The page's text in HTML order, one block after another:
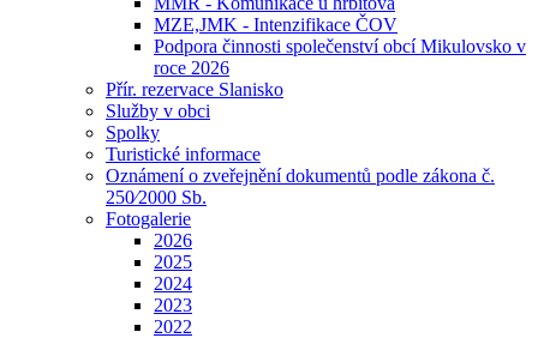
MZE,JMK - Intenzifikace ČOV
Podpora činnosti společenství obcí Mikulovsko v
roce 2026
Přír. rezervace Slanisko
Služby v obci
Spolky
Turistické informace
Oznámení o zveřejnění dokumentů podle zákona č.
250⁄2000 Sb.
Fotogalerie
2026
2025
2024
2023
2022